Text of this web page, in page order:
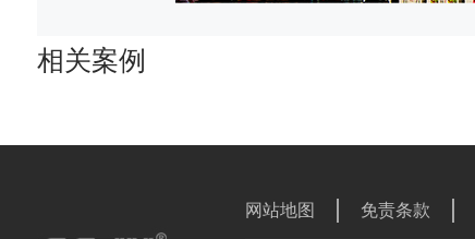
相关案例
网站地图 免责条款